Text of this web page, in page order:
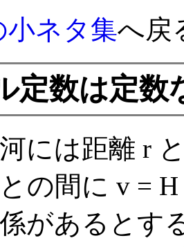
小ネタ集へ戻
定数は定数
には距離 r
の間に v =
があるとす